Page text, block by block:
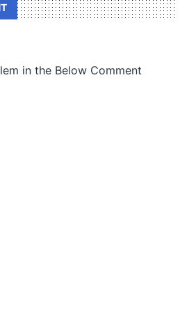
in the Below Comment